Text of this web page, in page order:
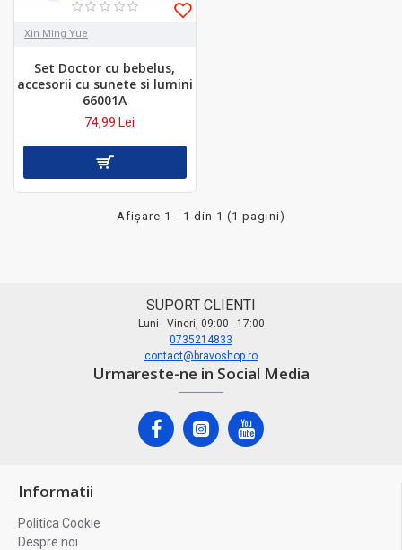
Xin Ming Yue
Set Doctor cu bebelus,
accesorii cu sunete si lumini
66001A
74,99 Lei
Afişare 1 - 1 din 1 (1 pagini)
SUPORT CLIENTI
Luni - Vineri, 09:00 - 17:00
0735214833
contact@bravoshop.ro
Urmareste-ne in Social Media
Informatii
Politica Cookie
Despre noi